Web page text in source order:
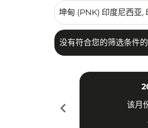
没有符合您的筛选条件
chevron_left
该月